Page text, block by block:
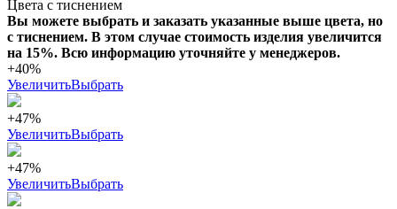
Цвета с тиснением
Вы можете выбрать и заказать указанные выше цвета, но
с тиснением. В этом случае стоимость изделия увеличится
на 15%. Всю информацию уточняйте у менеджеров.
+40%
УвеличитьВыбрать
+47%
УвеличитьВыбрать
+47%
УвеличитьВыбрать